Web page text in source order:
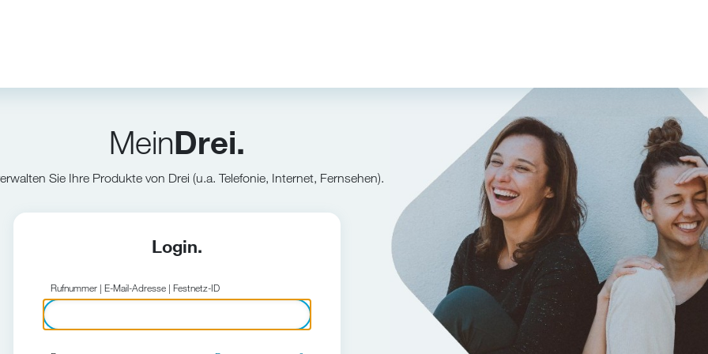
MeinDrei.
Sie Ihre Produkte von Drei (u.a. Telefonie, Internet, Fernsehen).
Login.
Rufnummer | E-Mail-Adresse | Festnetz-ID